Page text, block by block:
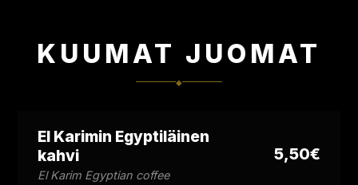
KUUMAT JUOMAT
◆
El Karimin Egyptiläinen
kahvi
El Karim Egyptian coffee
5,50€